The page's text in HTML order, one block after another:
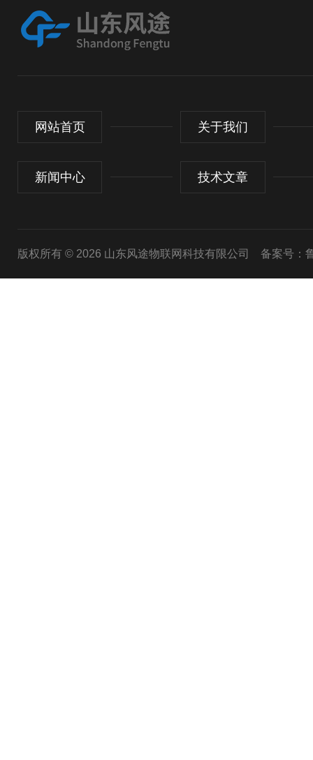
网站首页 关于我们
新闻中心 技术文章
版权所有 © 2026 山东风途物联网科技有限公司 备案号：